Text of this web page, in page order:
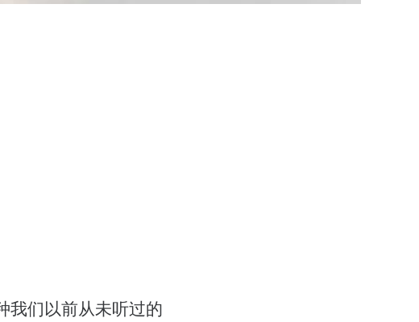
我们以前从未听过的